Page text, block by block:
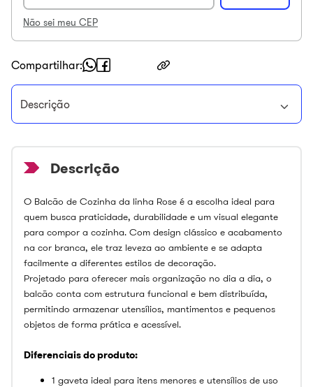
Não sei meu CEP
Compartilhar
Descrição
O Balcão de Cozinha da linha Rose é a escolha ideal para
quem busca praticidade, durabilidade e um visual elegante
para compor a cozinha. Com design clássico e acabamento
na cor branca, ele traz leveza ao ambiente e se adapta
facilmente a diferentes estilos de decoração.
Projetado para oferecer mais organização no dia a dia, o
balcão conta com estrutura funcional e bem distribuída,
permitindo armazenar utensílios, mantimentos e pequenos
objetos de forma prática e acessível.
Diferenciais do produto:
1 gaveta ideal para itens menores e utensílios de uso